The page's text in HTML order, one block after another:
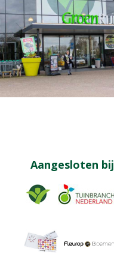
Aangesloten bij